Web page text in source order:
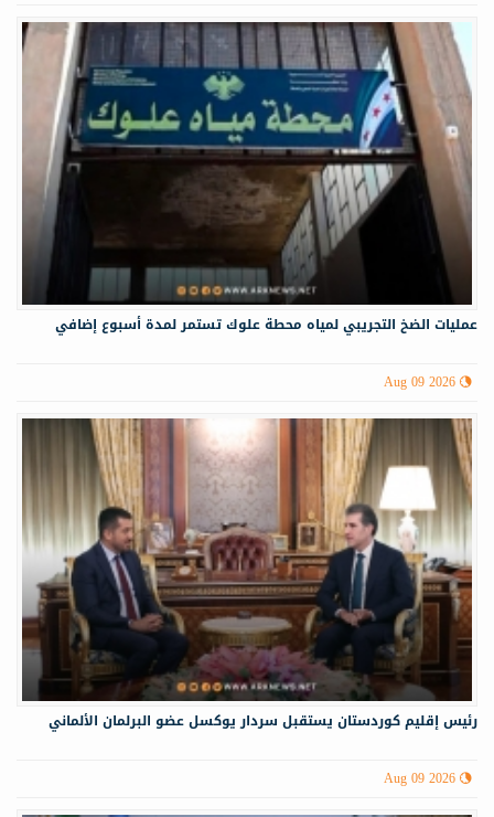
عمليات الضخ التجريبي لمياه ‏محطة علوك تستمر لمدة أسبوع إضافي
Aug 09 2026
رئيس إقليم كوردستان يستقبل سردار يوكسل عضو البرلمان الألماني
Aug 09 2026